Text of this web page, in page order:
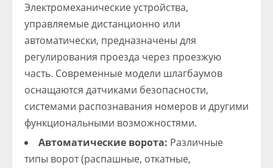
Электромеханические устройства,
управляемые дистанционно или
автоматически, предназначены для
регулирования проезда через проезжую
часть. Современные модели шлагбаумов
оснащаются датчиками безопасности,
системами распознавания номеров и другими
функциональными возможностями.
Автоматические ворота: Различные
типы ворот (распашные, откатные,